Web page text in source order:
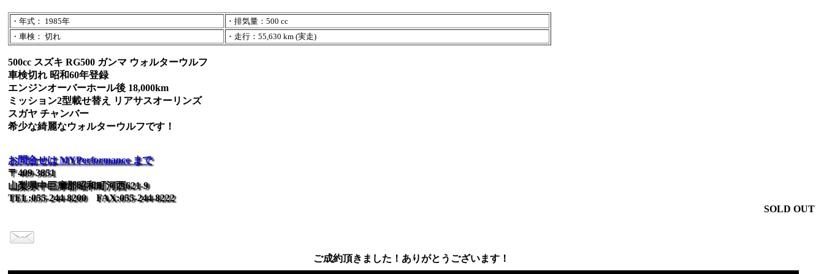
・年式： 1985年
・排気量：500 cc
・車検： 切れ
・走行：55,630 km (実走)
500cc スズキ RG500 ガンマ ウォルターウルフ
車検切れ 昭和60年登録
エンジンオーバーホール後 18,000km
ミッション2型載せ替え リアサスオーリンズ
スガヤ チャンバー
希少な綺麗なウォルターウルフです！
お問合せは MYPerformance まで
〒409-3851
山梨県中巨摩郡昭和町河西621-9
TEL:055-244-8200 FAX:055-244-8222
SOLD OUT
ご成約頂きました！ありがとうございます！